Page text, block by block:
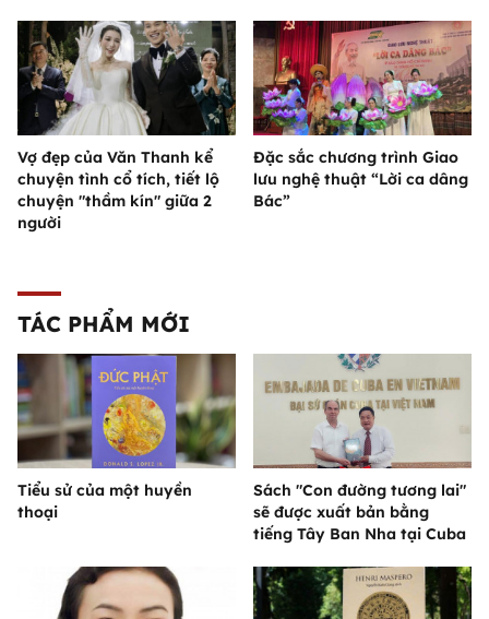
Vợ đẹp của Văn Thanh kể
chuyện tình cổ tích, tiết lộ
chuyện "thầm kín" giữa 2
người
Đặc sắc chương trình Giao
lưu nghệ thuật “Lời ca dâng
Bác”
TÁC PHẨM MỚI
Tiểu sử của một huyền
thoại
Sách "Con đường tương lai"
sẽ được xuất bản bằng
tiếng Tây Ban Nha tại Cuba